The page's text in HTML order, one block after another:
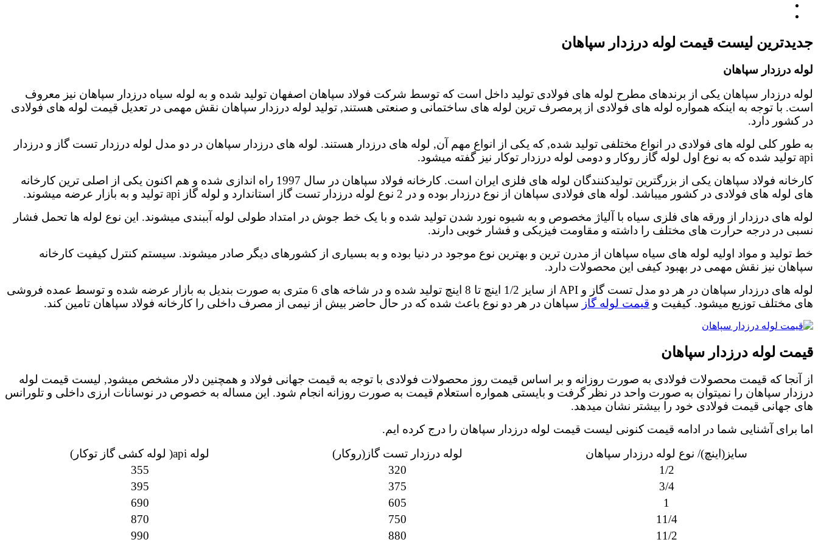
جدیدترین لیست قیمت لوله درزدار سپاهان
لوله درزدار سپاهان
لوله درزدار سپاهان یکی از برندهای مطرح لوله های فولادی تولید داخل است که توسط شرکت فولاد سپاهان اصفهان تولید شده و به لوله سیاه درزدار سپاهان نیز معروف
است. با توجه به اینکه همواره لوله های فولادی از پرمصرف ترین لوله های ساختمانی و صنعتی هستند, تولید لوله درزدار سپاهان نقش مهمی در تعدیل قیمت لوله های فولادی
در کشور دارد.
به طور کلی لوله های فولادی در انواع مختلفی تولید شده, که یکی از انواع مهم آن, لوله های درزدار هستند. لوله های درزدار سپاهان در دو مدل لوله درزدار تست گاز و درزدار
api تولید شده که به نوع اول لوله گاز روکار و دومی لوله درزدار توکار نیز گفته میشود.
کارخانه فولاد سپاهان یکی از بزرگترین تولیدکنندگان لوله های فلزی ایران است. کارخانه فولاد سپاهان در سال 1997 راه اندازی شده و هم اکنون یکی از اصلی ترین کارخانه
های لوله های فولادی در کشور میباشد. لوله های فولادی سپاهان از نوع درزدار بوده و در 2 نوع لوله درزدار تست گاز استاندارد و لوله گاز api تولید و به بازار عرضه میشوند.
لوله های درزدار از ورقه های فلزی سیاه با آلیاژ مخصوص و به شیوه نورد شدن تولید شده و با یک خط جوش در امتداد طولی لوله آببندی میشوند. این نوع لوله ها تحمل فشار
نسبی در درجه حرارت های مختلف را داشته و مقاومت فیزیکی و فشار خوبی دارند.
خط تولید و مواد اولیه لوله های سیاه سپاهان از مدرن ترین و بهترین نوع موجود در دنیا بوده و به بسیاری از کشورهای دیگر صادر میشوند. سیستم کنترل کیفیت کارخانه
سپاهان نیز نقش مهمی در بهبود کیفی این محصولات دارد.
لوله های درزدار سپاهان در هر دو مدل تست گاز و API از سایز 1/2 اینچ تا 8 اینچ تولید شده و در شاخه های 6 متری به صورت بندیل به بازار عرضه شده و توسط عمده فروشی
های مختلف توزیع میشود. کیفیت و قیمت لوله گاز سپاهان در هر دو نوع باعث شده که در حال حاضر بیش از نیمی از مصرف داخلی را کارخانه فولاد سپاهان تامین کند.
قیمت لوله درزدار سپاهان
از آنجا که قیمت محصولات فولادی به صورت روزانه و بر اساس قیمت روز محصولات فولادی با توجه به قیمت جهانی فولاد و همچنین دلار مشخص میشود, لیست قیمت لوله
درزدار سپاهان را نمیتوان به صورت واحد در نظر گرفت و بایستی همواره استعلام قیمت به صورت روزانه انجام شود. این مساله به خصوص در نوسانات ارزی داخلی و تلورانس
های جهانی قیمت فولادی خود را بیشتر نشان میدهد.
اما برای آشنایی شما در ادامه قیمت کنونی لیست قیمت لوله درزدار سپاهان را درج کرده ایم.
سایز(اینچ)/ نوع لوله درزدار سپاهان
لوله درزدار تست گاز(روکار)
لوله api( لوله کشی گاز توکار)
1/2
320
355
3/4
375
395
1
605
690
11/4
750
870
11/2
880
990